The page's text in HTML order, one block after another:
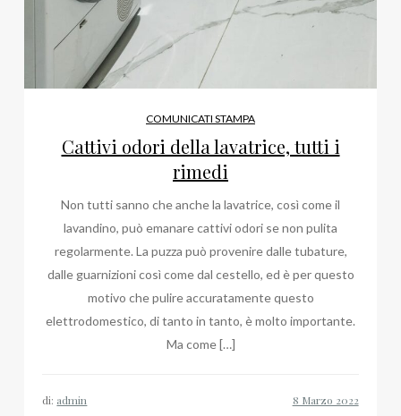
COMUNICATI STAMPA
Cattivi odori della lavatrice, tutti i
rimedi
Non tutti sanno che anche la lavatrice, così come il
lavandino, può emanare cattivi odori se non pulita
regolarmente. La puzza può provenire dalle tubature,
dalle guarnizioni così come dal cestello, ed è per questo
motivo che pulire accuratamente questo
elettrodomestico, di tanto in tanto, è molto importante.
Ma come […]
di: admin